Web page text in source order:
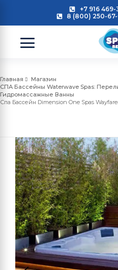
+7 916
8 (800) 250-
Главная
Магазин
СПА Бассейны Waterwave Spas:
Гидромассажные Ванны
Спа Бассейн Dimension One Spas